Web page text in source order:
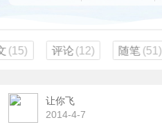
(15) 评论 (12) 随笔 (51)
让你飞
2014-4-7